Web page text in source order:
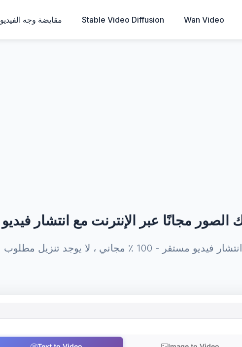
مقايضة وجه الفيديو Stable Video Diffusion Wan Video
انتشار فيديو مستقر - 100 ٪ مجاني ، لا يوجد تنزيل مطلوب